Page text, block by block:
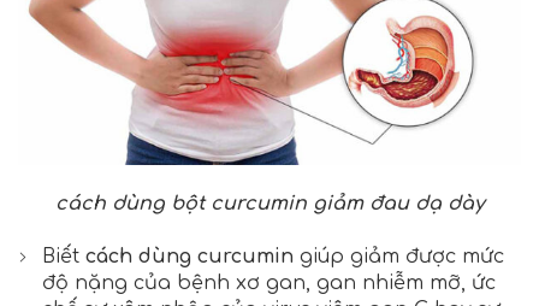
cách dùng bột curcumin giảm đau dạ dày
Biết cách dùng curcumin giúp giảm được mức
độ nặng của bệnh xơ gan, gan nhiễm mỡ, ức